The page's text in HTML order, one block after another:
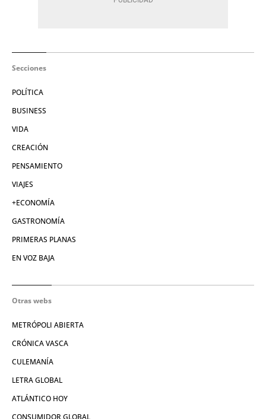
Secciones
POLÍTICA
BUSINESS
VIDA
CREACIÓN
PENSAMIENTO
VIAJES
+ECONOMÍA
GASTRONOMÍA
PRIMERAS PLANAS
EN VOZ BAJA
Otras webs
METRÓPOLI ABIERTA
CRÓNICA VASCA
CULEMANÍA
LETRA GLOBAL
ATLÁNTICO HOY
CONSUMIDOR GLOBAL